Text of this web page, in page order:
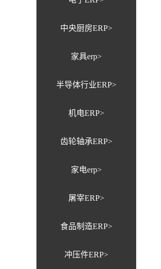
中央厨房ERP>
家具erp>
半导体行业ERP>
机电ERP>
齿轮轴承ERP>
家电erp>
屠宰ERP>
食品制造ERP>
冲压件ERP>